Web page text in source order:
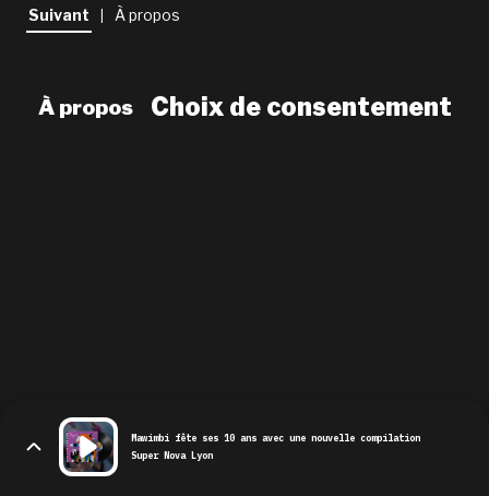
newsletter
Suivant À propos
À propos Choix de consentement
Mawimbi fête ses 10 ans avec une nouvelle compilation
Super Nova Lyon